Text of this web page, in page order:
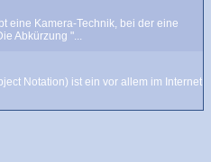
eine Kamera-Technik, bei der eine
Abkürzung "...
Notation) ist ein vor allem im Internet